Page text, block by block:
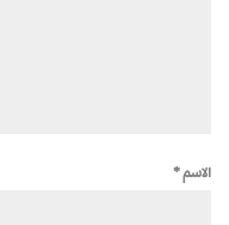
الاسم*